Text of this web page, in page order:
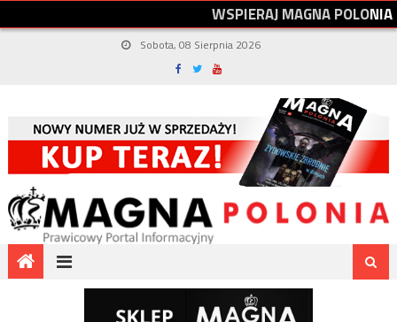
WSPIERAJMAGNAPOLONIA
Sobota, 08 Sierpnia 2026